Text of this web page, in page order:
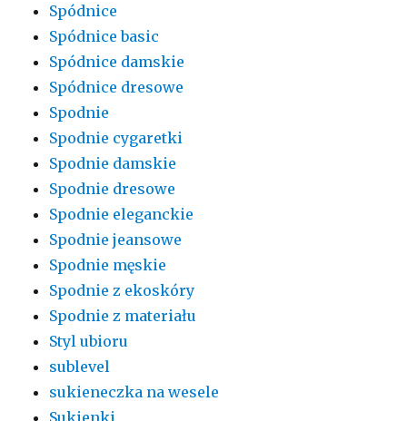
Spódnice
Spódnice basic
Spódnice damskie
Spódnice dresowe
Spodnie
Spodnie cygaretki
Spodnie damskie
Spodnie dresowe
Spodnie eleganckie
Spodnie jeansowe
Spodnie męskie
Spodnie z ekoskóry
Spodnie z materiału
Styl ubioru
sublevel
sukieneczka na wesele
Sukienki